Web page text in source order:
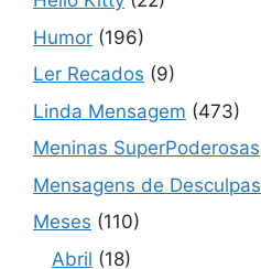
Humor (196)
Ler Recados (9)
Linda Mensagem (473)
Meninas SuperPoderosas
Mensagens de Desculpas
Meses (110)
Abril (18)